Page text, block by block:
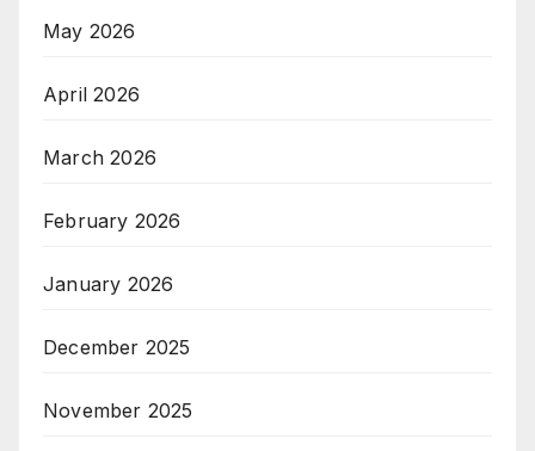
May 2026
April 2026
March 2026
February 2026
January 2026
December 2025
November 2025